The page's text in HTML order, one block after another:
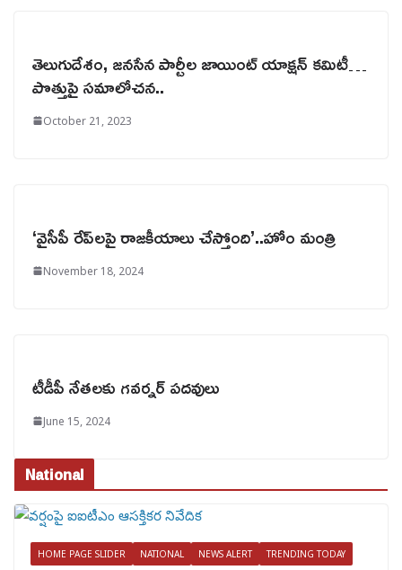
తెలుగుదేశం, జనసేన పార్టీల జాయింట్ యాక్షన్ కమిటీ…
పొత్తుపై సమాలోచన..
October 21, 2023
‘వైసీపీ రేప్‌లపై రాజకీయాలు చేస్తోంది’..హోం మంత్రి
November 18, 2024
టీడీపీ నేతలకు గవర్నర్ పదవులు
June 15, 2024
National
HOME PAGE SLIDER NATIONAL NEWS ALERT TRENDING TODAY